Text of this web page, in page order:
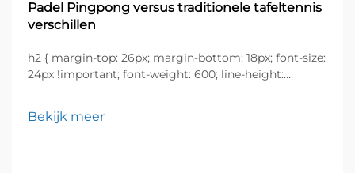
Padel Pingpong versus traditionele tafeltennis
verschillen
h2 { margin-top: 26px; margin-bottom: 18px; font-size:
24px !important; font-weight: 600; line-height:
height: ...}
Bekijk meer